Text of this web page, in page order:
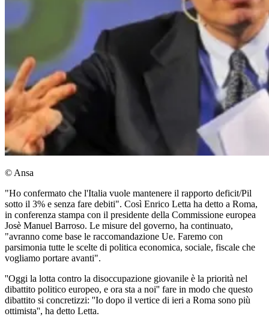
© Ansa
"Ho confermato che l'Italia vuole mantenere il rapporto deficit/Pil
sotto il 3% e senza fare debiti". Così Enrico Letta ha detto a Roma,
in conferenza stampa con il presidente della Commissione europea
Josè Manuel Barroso. Le misure del governo, ha continuato,
"avranno come base le raccomandazione Ue. Faremo con
parsimonia tutte le scelte di politica economica, sociale, fiscale che
vogliamo portare avanti".
''Oggi la lotta contro la disoccupazione giovanile è la priorità nel
dibattito politico europeo, e ora sta a noi'' fare in modo che questo
dibattito si concretizzi: ''Io dopo il vertice di ieri a Roma sono più
ottimista'', ha detto Letta.